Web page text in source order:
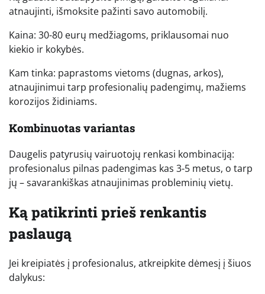
atnaujinti, išmoksite pažinti savo automobilį.
Kaina: 30-80 eurų medžiagoms, priklausomai nuo
kiekio ir kokybės.
Kam tinka: paprastoms vietoms (dugnas, arkos),
atnaujinimui tarp profesionalių padengimų, mažiems
korozijos židiniams.
Kombinuotas variantas
Daugelis patyrusių vairuotojų renkasi kombinaciją:
profesionalus pilnas padengimas kas 3-5 metus, o tarp
jų – savarankiškas atnaujinimas probleminių vietų.
Ką patikrinti prieš renkantis
paslaugą
Jei kreipiatės į profesionalus, atkreipkite dėmesį į šiuos
dalykus: